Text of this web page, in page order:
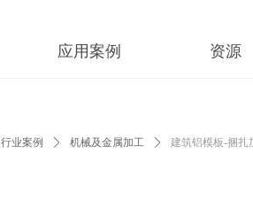
应用案例 资源
行业案例 ꄲ 机械及金属加工 ꄲ 建筑铝模板-捆扎